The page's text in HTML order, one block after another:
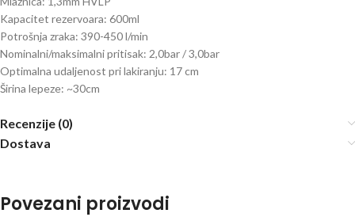
Kapacitet rezervoara: 600ml
Potrošnja zraka: 390-450 l/min
Nominalni/maksimalni pritisak: 2,0bar / 3,0bar
Optimalna udaljenost pri lakiranju: 17 cm
Širina lepeze: ~30cm
Recenzije (0)
Dostava
Povezani proizvodi